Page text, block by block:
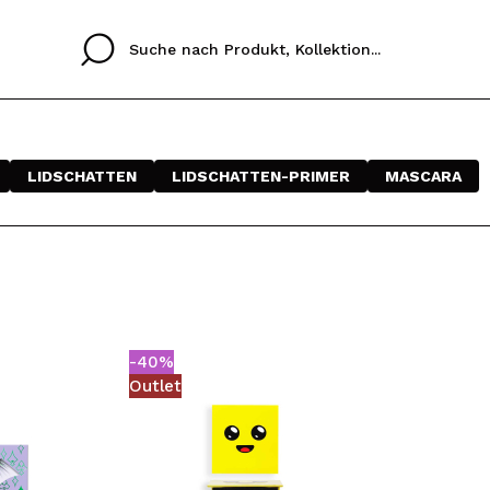
Durch die Erstellung
Einkäufe schnell
LIDSCHATTEN LIDSCHATTEN-PRIMER MASCARA
-40%
Outlet